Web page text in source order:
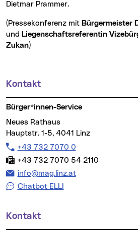
Dietmar Prammer.
(Pressekonferenz mit Bürgermeister
und Liegenschaftsreferentin
Zukan)
Weitere Informationen
Kontakt
Bürger*innen-Service
Neues Rathaus
Hauptstr. 1-5, 4041 Linz
Telefon:
+43 732 7070 0
Fax:
+43 732 7070 54 2110
E-Mail Adresse:
info@mag.linz.at
Chatbot ELLI
Kontakt